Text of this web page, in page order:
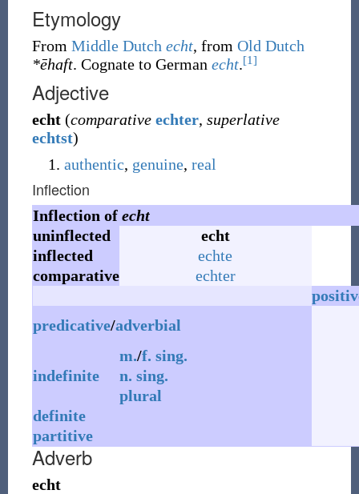
Etymology
From Middle Dutch echt, from Old Dutch
*ēhaft. Cognate to German echt.[1]
Adjective
echt (comparative echter, superlative
echtst)
authentic, genuine, real
Inflection
Inflection of echt
uninflected
echt
inflected
echte
comparative
echter
predicative/adverbial
indefinite
m./f. sing.
n. sing.
plural
definite
partitive
Adverb
echt